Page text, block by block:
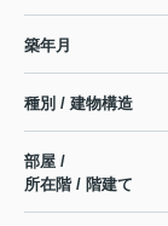
築年月
種別 / 建物構造
部屋 /
所在階 / 階建て